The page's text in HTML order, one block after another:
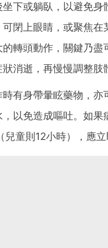
下或躺臥，以避免身
閉上眼睛，或聚焦在
轉頭動作，關鍵乃盡
消逝，再慢慢調整肢
有身帶暈眩藥物，亦
以免造成嘔吐。如果
童則12小時），應立